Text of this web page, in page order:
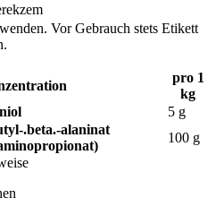
Vor Gebrauch stets Etikett
pro 1
kg
5 g
.beta.-alaninat
100 g